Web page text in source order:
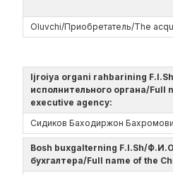
Oluvchi/Приобретатель/The
Ijroiya organi rahbarining
исполнительного органа/Full
executive agency:
Сидиков Баходиржон
Bosh buxgalterning F.I.Sh/
бухгалтера/Full name of the